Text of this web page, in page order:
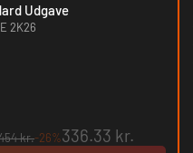
Udgave
2K26
kr.-26%336.33 kr.